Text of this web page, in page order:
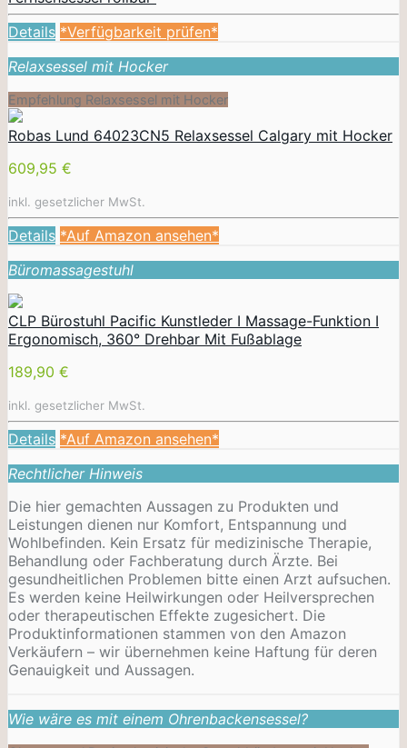
Details *Verfügbarkeit prüfen*
Relaxsessel mit Hocker
Empfehlung Relaxsessel mit Hocker
Robas Lund 64023CN5 Relaxsessel Calgary mit Hocker
609,95 €
inkl. gesetzlicher MwSt.
Details *Auf Amazon ansehen*
Büromassagestuhl
CLP Bürostuhl Pacific Kunstleder I Massage-Funktion I
Ergonomisch, 360° Drehbar Mit Fußablage
189,90 €
inkl. gesetzlicher MwSt.
Details *Auf Amazon ansehen*
Rechtlicher Hinweis
Die hier gemachten Aussagen zu Produkten und
Leistungen dienen nur Komfort, Entspannung und
Wohlbefinden. Kein Ersatz für medizinische Therapie,
Behandlung oder Fachberatung durch Ärzte. Bei
gesundheitlichen Problemen bitte einen Arzt aufsuchen.
Es werden keine Heilwirkungen oder Heilversprechen
oder therapeutischen Effekte zugesichert. Die
Produktinformationen stammen von den Amazon
Verkäufern – wir übernehmen keine Haftung für deren
Genauigkeit und Aussagen.
Wie wäre es mit einem Ohrenbackensessel?